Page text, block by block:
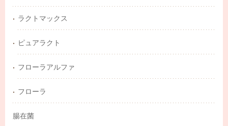
ラクトマックス
ピュアラクト
フローラアルファ
フローラ
腸在菌